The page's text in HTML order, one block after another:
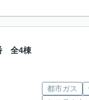
全4棟
都市ガス